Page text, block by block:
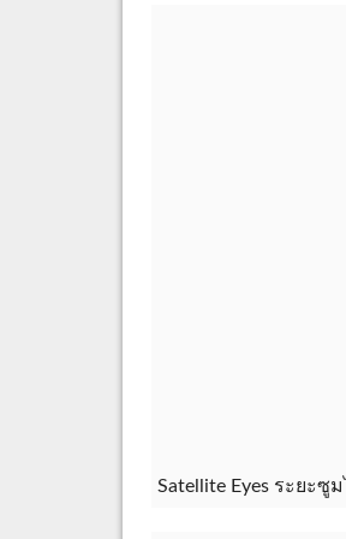
Satellite Eyes ระยะซู